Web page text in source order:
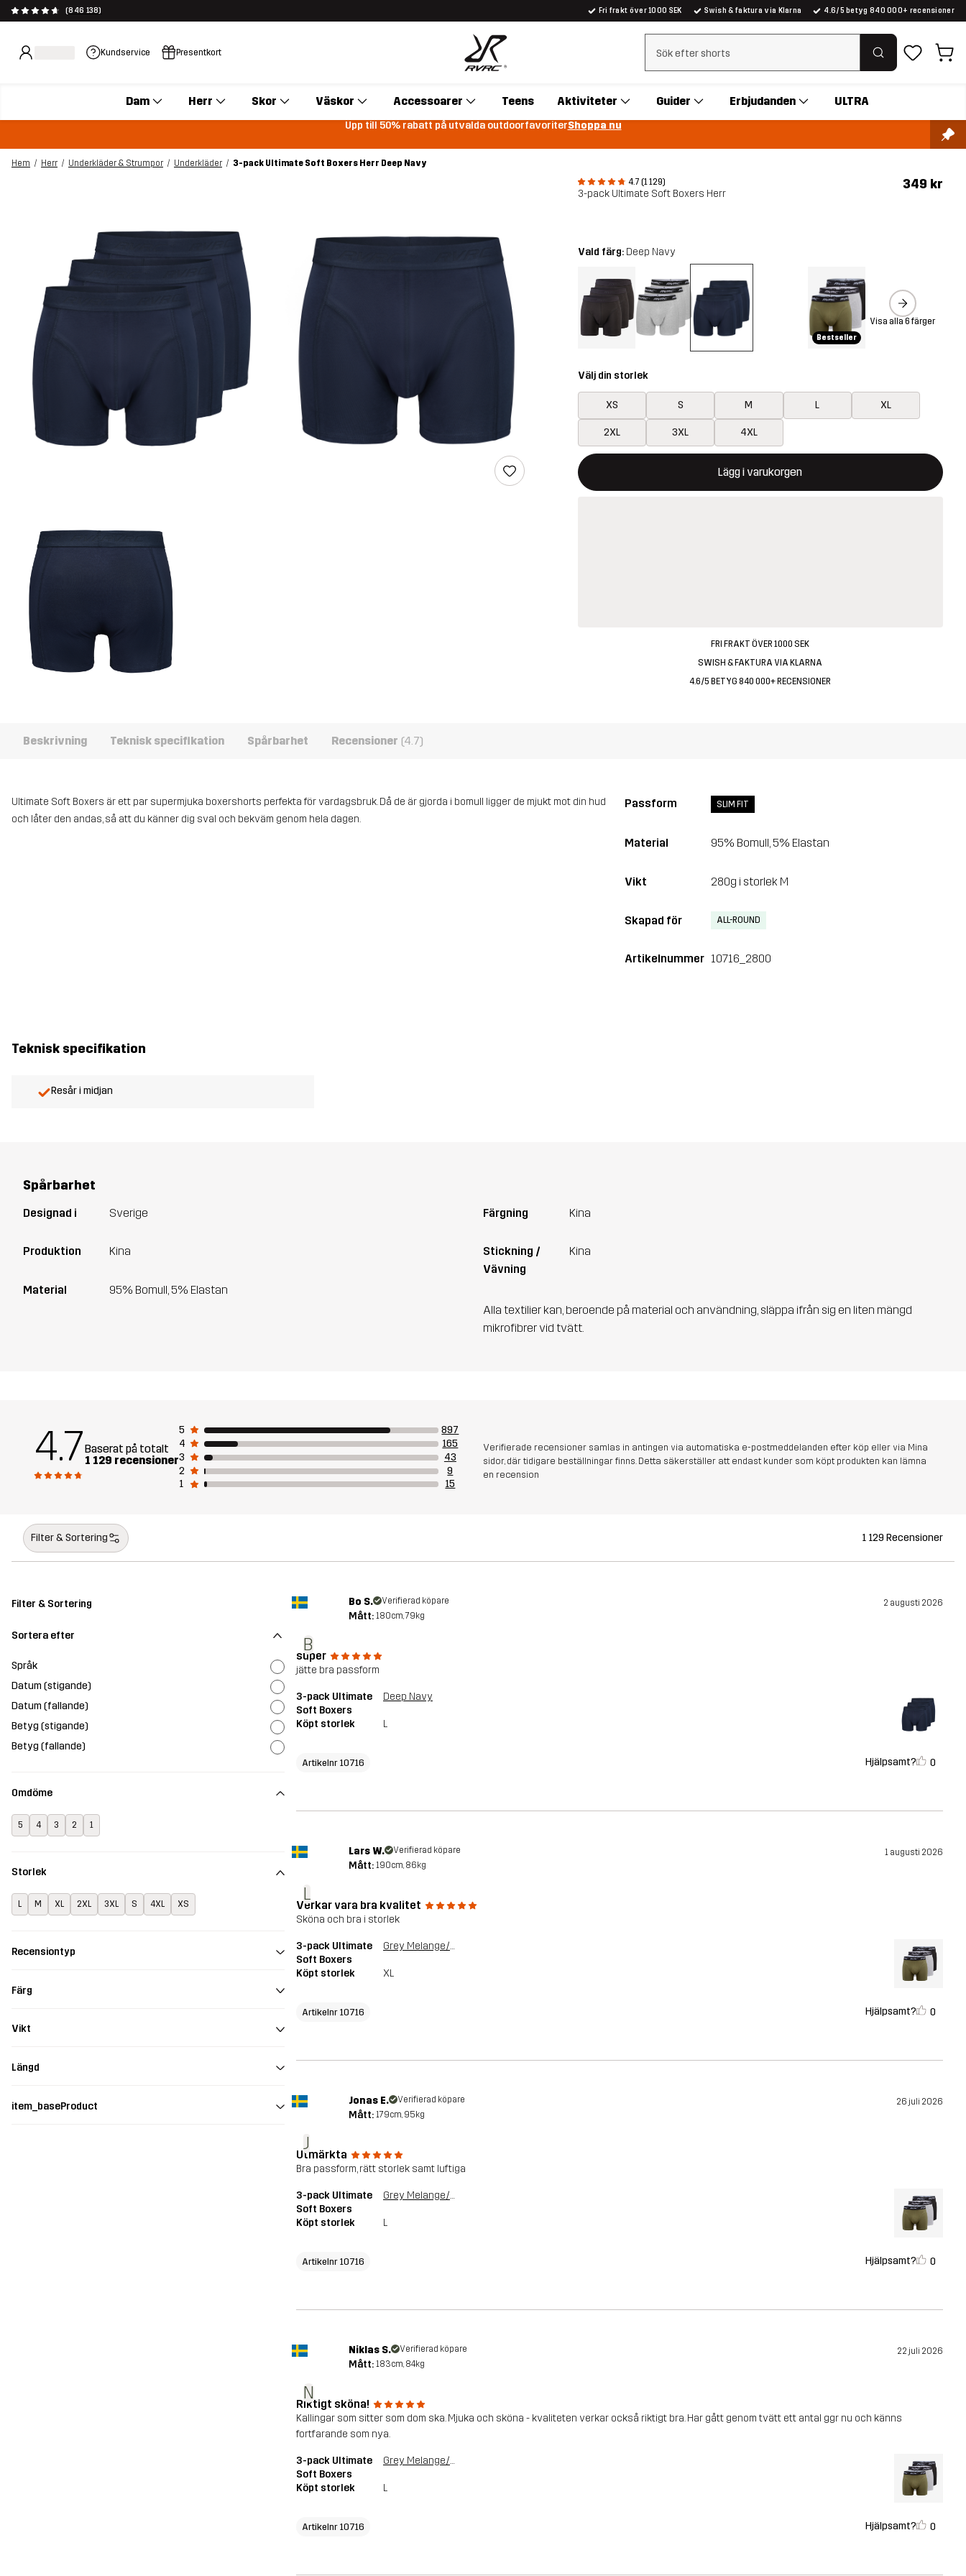
(846 138) Fri frakt över 1000 SEK Swish & faktura via Klarna 4.6/5 betyg 840 000+ recensioner
Kundservice Presentkort Rensa sök
Dam Herr Skor Väskor Accessoarer Teens Aktiviteter Guider Erbjudanden ULTRA
Upp till 50% rabatt på utvalda outdoorfavoriterShoppa nu
Hem Herr Underkläder & Strumpor Underkläder
3-pack Ultimate Soft Boxers Herr Deep Navy
4.7 (1 129)
3-pack Ultimate Soft Boxers Herr
349 kr
Vald färg: Deep Navy
Bestseller
Visa alla 6 färger
Välj din storlek
XS S M L XL
2XL 3XL 4XL
Lägg i varukorgen
Denna knapp kommer att öppna en modal som bekräftar en ny vara i varukorg
{{size}} inte tillgänglig
FRI FRAKT ÖVER 1000 SEK
SWISH & FAKTURA VIA KLARNA
4.6/5 BETYG 840 000+ RECENSIONER
Beskrivning Teknisk specifikation Spårbarhet Recensioner (4.7)
Ultimate Soft Boxers är ett par supermjuka boxershorts perfekta för vardagsbruk. Då de är gjorda i bomull ligger de mjukt mot din hud
och låter den andas, så att du känner dig sval och bekväm genom hela dagen.
Passform SLIM FIT
Material 95% Bomull, 5% Elastan
Vikt 280g i storlek M
Skapad för ALL-ROUND
Artikelnummer 10716_2800
Teknisk specifikation
Resår i midjan
Spårbarhet
Designad i Sverige
Produktion Kina
Material 95% Bomull, 5% Elastan
Färgning Kina
Stickning /
Vävning
Kina
Alla textilier kan, beroende på material och användning, släppa ifrån sig en liten mängd
mikrofibrer vid tvätt.
4.7Baserat på totalt
1 129 recensioner
5
897
4
165
3
43
2
9
1
15
Verifierade recensioner samlas in antingen via automatiska e-postmeddelanden efter köp eller via Mina
sidor, där tidigare beställningar finns. Detta säkerställer att endast kunder som köpt produkten kan lämna
en recension
Filter & Sortering 1 129 Recensioner
Filter & Sortering
Sortera efter
Språk
Datum (stigande)
Datum (fallande)
Betyg (stigande)
Betyg (fallande)
Omdöme
5 4 3 2 1
Storlek
L M XL 2XL 3XL S 4XL XS
Recensiontyp
Färg
Vikt
Längd
item_baseProduct
B
Bo S. Verifierad köpare 2 augusti 2026
Mått: 180cm, 79kg
super
jätte bra passform
3-pack Ultimate
Soft Boxers
Deep Navy
Köpt storlek L
Artikelnr 10716 Hjälpsamt? 0
L
Lars W. Verifierad köpare 1 augusti 2026
Mått: 190cm, 86kg
Verkar vara bra kvalitet
Sköna och bra i storlek
3-pack Ultimate
Soft Boxers
Grey Melange/Grape Leaf
Köpt storlek XL
Artikelnr 10716 Hjälpsamt? 0
J
Jonas E. Verifierad köpare 26 juli 2026
Mått: 179cm, 95kg
Utmärkta
Bra passform, rätt storlek samt luftiga
3-pack Ultimate
Soft Boxers
Grey Melange/Grape Leaf
Köpt storlek L
Artikelnr 10716 Hjälpsamt? 0
N
Niklas S. Verifierad köpare 22 juli 2026
Mått: 183cm, 84kg
Riktigt sköna!
Kallingar som sitter som dom ska. Mjuka och sköna - kvaliteten verkar också riktigt bra. Har gått genom tvätt ett antal ggr nu och känns
fortfarande som nya.
3-pack Ultimate
Soft Boxers
Grey Melange/Grape Leaf
Köpt storlek L
Artikelnr 10716 Hjälpsamt? 0